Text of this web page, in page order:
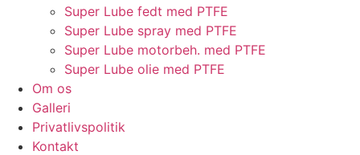
Super Lube fedt med PTFE
Super Lube spray med PTFE
Super Lube motorbeh. med PTFE
Super Lube olie med PTFE
Om os
Galleri
Privatlivspolitik
Kontakt